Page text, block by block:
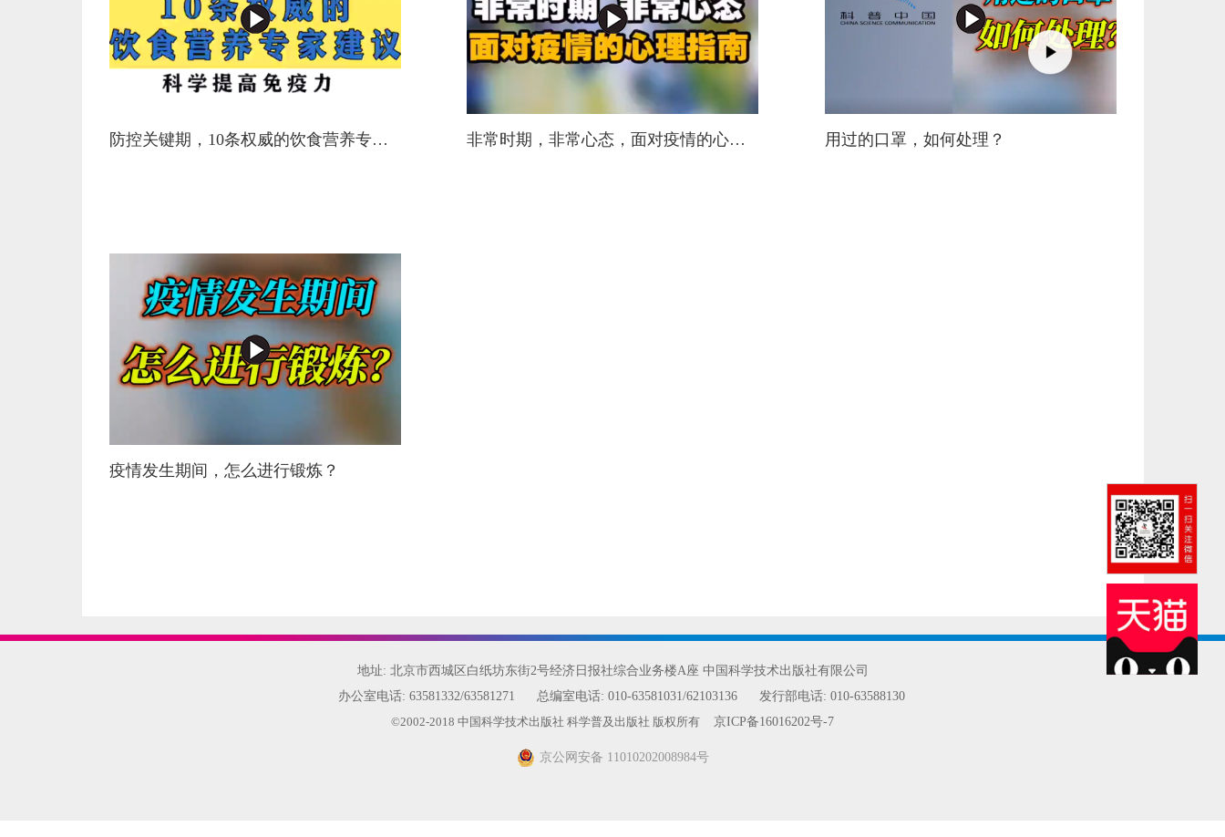
防控关键期，10条权威的饮食营养专家建议，科学提高免疫力！ 非常时期，非常心态，面对疫情的心理指南 用过的口罩，如何处理？
疫情发生期间，怎么进行锻炼？
地址: 北京市西城区白纸坊东街2号经济日报社综合业务楼A座 中国科学技术出版社有限公司
办公室电话: 63581332/63581271 总编室电话: 010-63581031/62103136 发行部电话: 010-63588130
©2002-2018 中国科学技术出版社 科学普及出版社 版权所有 京ICP备16016202号-7
京公网安备 11010202008984号